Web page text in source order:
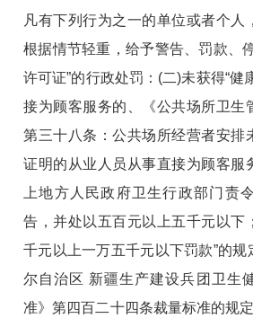
凡有下列行为之一的单位或者个人
根据情节轻重，给予警告、罚款、
许可证”的行政处罚：(二)未获得“健
接为顾客服务的、《公共场所卫生
第三十八条：公共场所经营者安排
证明的从业人员从事直接为顾客服
上地方人民政府卫生行政部门责
告，并处以五百元以上五千元以下
千元以上一万五千元以下罚款”的规
尔自治区 新疆生产建设兵团卫生
准》第四百二十四条裁量标准的规